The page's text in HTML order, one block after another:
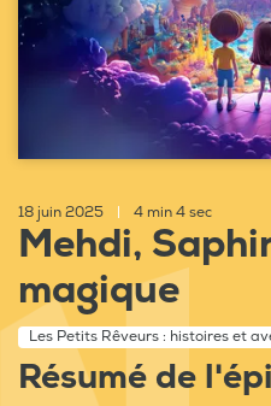
18 juin 2025 4 min 4 sec
Mehdi,
magique
Les Petits Rêveurs : histoires et
Résumé de